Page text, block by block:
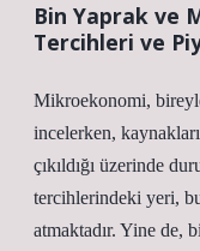
Bin Yaprak ve
Tercihleri ve
Mikroekonomi,
incelerken,
çıkıldığı üzerinde
tercihlerindeki yeri,
atmaktadır. Yine de,